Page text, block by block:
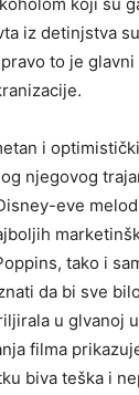
iz detinjstva
to je
i
njegovog
eve
tako i
da bi sve
u glvanoj
filma
biva teška i